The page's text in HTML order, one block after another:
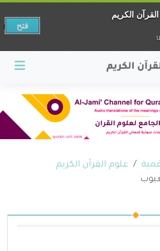
علوم القرآن الكريم
الكريم
فتح